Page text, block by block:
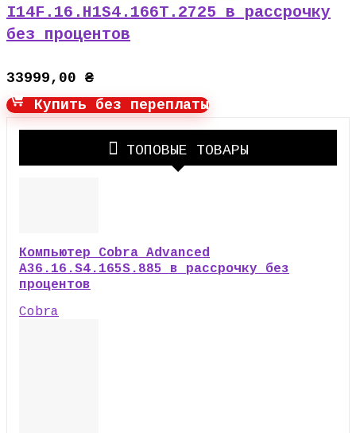
I14F.16.H1S4.166T.2725 в рассрочку
без процентов
33999,00 ₴
Купить без переплаты
ТОПОВЫЕ ТОВАРЫ
Компьютер Cobra Advanced
A36.16.S4.165S.885 в рассрочку без
процентов
Cobra